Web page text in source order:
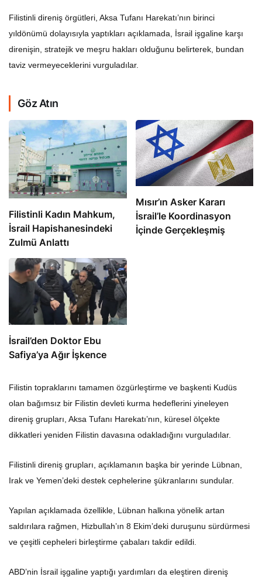
Filistinli direniş örgütleri, Aksa Tufanı Harekatı’nın birinci
yıldönümü dolayısıyla yaptıkları açıklamada, İsrail işgaline karşı
direnişin, stratejik ve meşru hakları olduğunu belirterek, bundan
taviz vermeyeceklerini vurguladılar.
Göz Atın
Filistinli Kadın Mahkum,
İsrail Hapishanesindeki
Zulmü Anlattı
Mısır’ın Asker Kararı
İsrail’le Koordinasyon
İçinde Gerçekleşmiş
İsrail’den Doktor Ebu
Safiya’ya Ağır İşkence
Filistin topraklarını tamamen özgürleştirme ve başkenti Kudüs
olan bağımsız bir Filistin devleti kurma hedeflerini yineleyen
direniş grupları, Aksa Tufanı Harekatı’nın, küresel ölçekte
dikkatleri yeniden Filistin davasına odakladığını vurguladılar.
Filistinli direniş grupları, açıklamanın başka bir yerinde Lübnan,
Irak ve Yemen’deki destek cephelerine şükranlarını sundular.
Yapılan açıklamada özellikle, Lübnan halkına yönelik artan
saldırılara rağmen, Hizbullah’ın 8 Ekim’deki duruşunu sürdürmesi
ve çeşitli cepheleri birleştirme çabaları takdir edildi.
ABD’nin İsrail işgaline yaptığı yardımları da eleştiren direniş